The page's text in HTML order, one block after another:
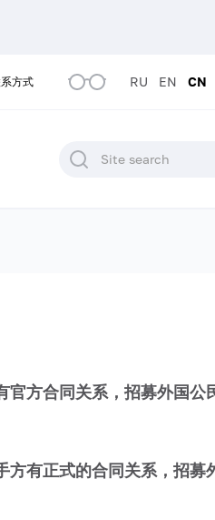
方式 RU EN CN
方合同关系，招募外国公
有正式的合同关系，招募